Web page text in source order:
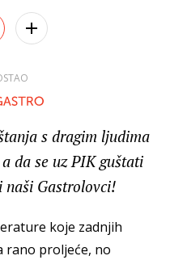
s dragim ljudima
da se uz PIK guštati
naši Gastrolovci!
koje zadnjih
rano proljeće, no